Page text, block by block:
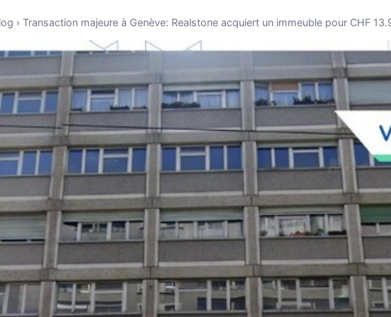
› Transaction majeure à Genève: Realstone acquiert un immeuble pour CHF